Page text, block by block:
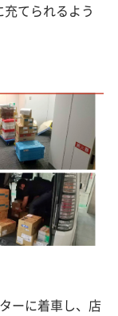
てられるよう
ーに着車し、店